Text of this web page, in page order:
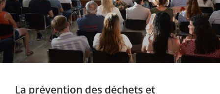
La prévention des déchets et